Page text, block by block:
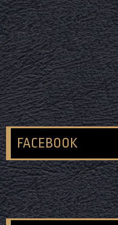
FACEBOOK